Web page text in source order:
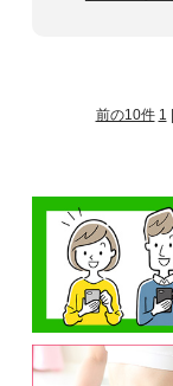
前の10件 1